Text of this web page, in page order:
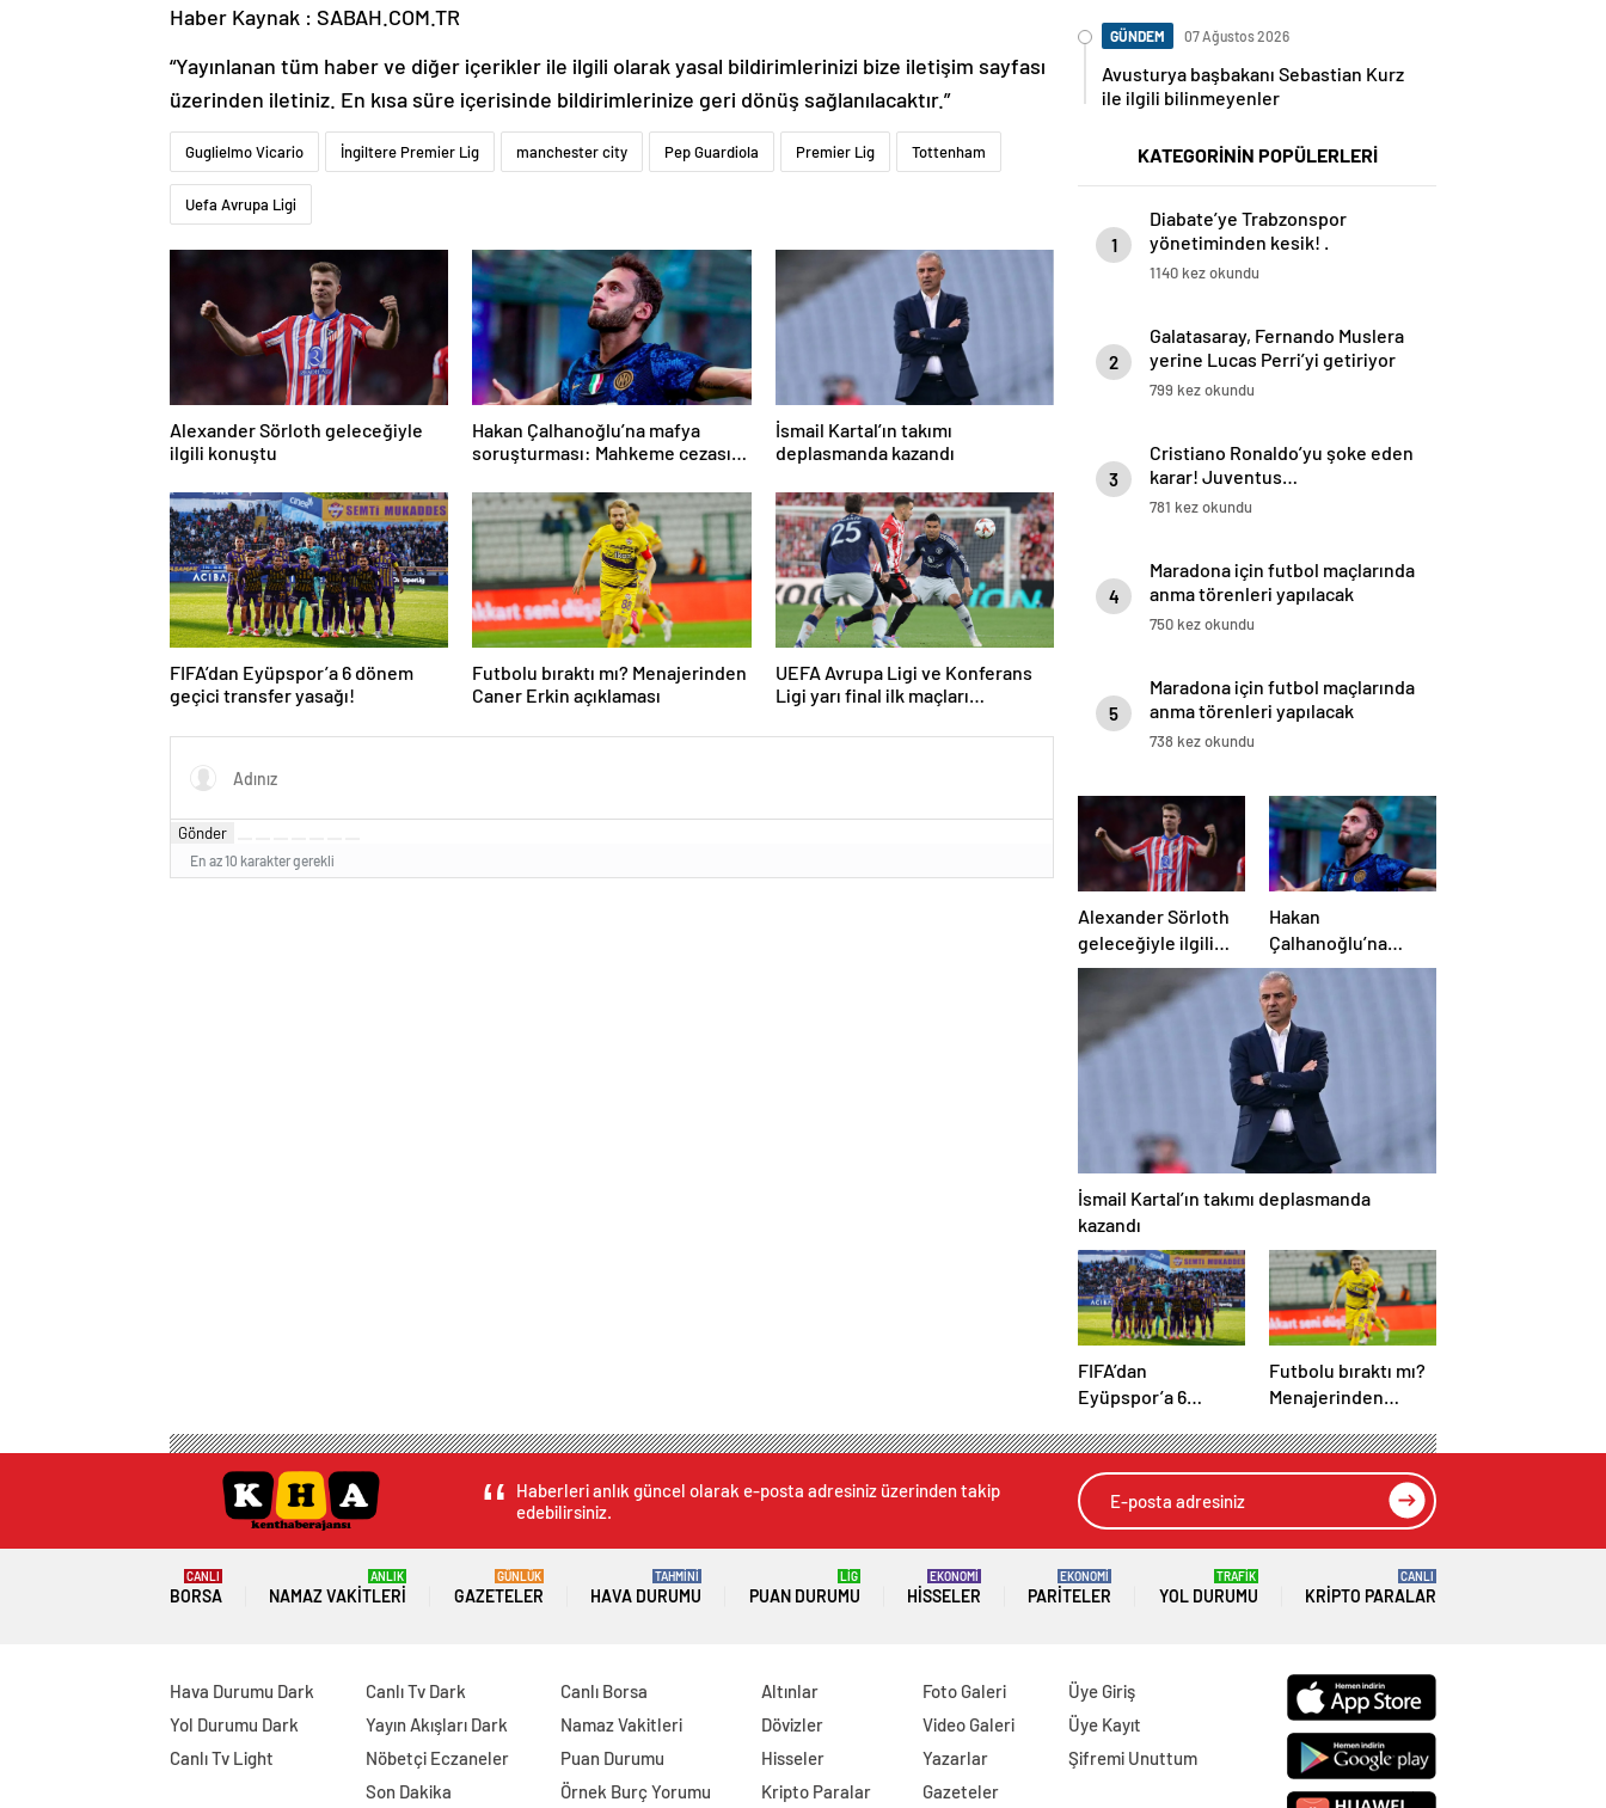
Haber Kaynak : SABAH.COM.TR
“Yayınlanan tüm haber ve diğer içerikler ile ilgili olarak yasal bildirimlerinizi bize iletişim sayfası
üzerinden iletiniz. En kısa süre içerisinde bildirimlerinize geri dönüş sağlanılacaktır.”
Guglielmo Vicario İngiltere Premier Lig manchester city Pep Guardiola Premier Lig Tottenham
Uefa Avrupa Ligi
Alexander Sörloth geleceğiyle
ilgili konuştu
Hakan Çalhanoğlu’na mafya
soruşturması: Mahkeme cezasını
İsmail Kartal’ın takımı
deplasmanda kazandı
FIFA’dan Eyüpspor’a 6 dönem
geçici transfer yasağı!
Futbolu bıraktı mı? Menajerinden
Caner Erkin açıklaması
UEFA Avrupa Ligi ve Konferans
Ligi yarı final ilk maçları
Gönder
En az 10 karakter gerekli
GÜNDEM 07 Ağustos 2026
Avusturya başbakanı Sebastian Kurz
ile ilgili bilinmeyenler
KATEGORİNİN POPÜLERLERİ
1
Diabate’ye Trabzonspor
yönetiminden kesik! .
1140 kez okundu
2
Galatasaray, Fernando Muslera
yerine Lucas Perri’yi getiriyor
799 kez okundu
3
Cristiano Ronaldo’yu şoke eden
karar! Juventus…
781 kez okundu
4
Maradona için futbol maçlarında
anma törenleri yapılacak
750 kez okundu
5
Maradona için futbol maçlarında
anma törenleri yapılacak
738 kez okundu
Alexander Sörloth
geleceğiyle ilgili
konuştu
Hakan
Çalhanoğlu’na
mafya
soruşturması:
Mahkeme cezasını
açıkladı
İsmail Kartal’ın takımı deplasmanda
kazandı
FIFA’dan
Eyüpspor’a 6
transfer yasağı!
Futbolu bıraktı mı?
Menajerinden
açıklaması
Haberleri anlık güncel olarak e-posta adresiniz üzerinden takip
edebilirsiniz.
BORSA
CANLI
NAMAZ VAKITLERI
ANLIK
GAZETELER
GÜNLÜK
HAVA DURUMU
TAHMİNİ
PUAN DURUMU
LİG
HISSELER
EKONOMİ
PARITELER
EKONOMİ
YOL DURUMU
TRAFİK
KRIPTO PARALAR
CANLI
Hava Durumu Dark
Yol Durumu Dark
Canlı Tv Light
Canlı Tv Dark
Yayın Akışları Dark
Nöbetçi Eczaneler
Son Dakika
Canlı Borsa
Namaz Vakitleri
Puan Durumu
Örnek Burç Yorumu
Altınlar
Dövizler
Hisseler
Kripto Paralar
Foto Galeri
Video Galeri
Yazarlar
Gazeteler
Üye Giriş
Üye Kayıt
Şifremi Unuttum